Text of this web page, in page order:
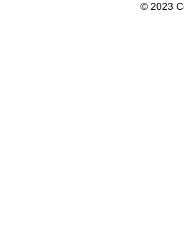
© 2023